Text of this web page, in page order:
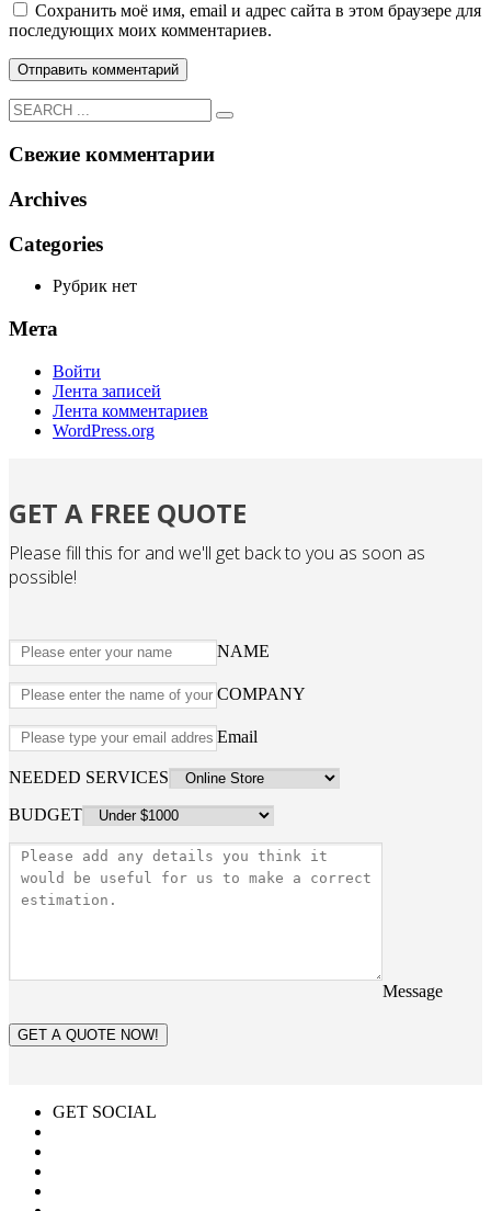
Сохранить моё имя, email и адрес сайта в этом браузере для
последующих моих комментариев.
Свежие комментарии
Archives
Categories
Рубрик нет
Мета
Войти
Лента записей
Лента комментариев
WordPress.org
GET A FREE QUOTE
Please fill this for and we'll get back to you as soon as
possible!
NAME
COMPANY
Email
NEEDED SERVICES
BUDGET
Message
GET A QUOTE NOW!
GET SOCIAL